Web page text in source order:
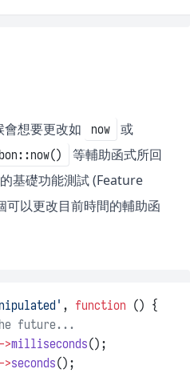
想要更改如 now 或
等輔助函式所回
基礎功能測試 (Feature
可以更改目前時間的輔助函
, function () {
future...
->milliseconds();
->seconds();